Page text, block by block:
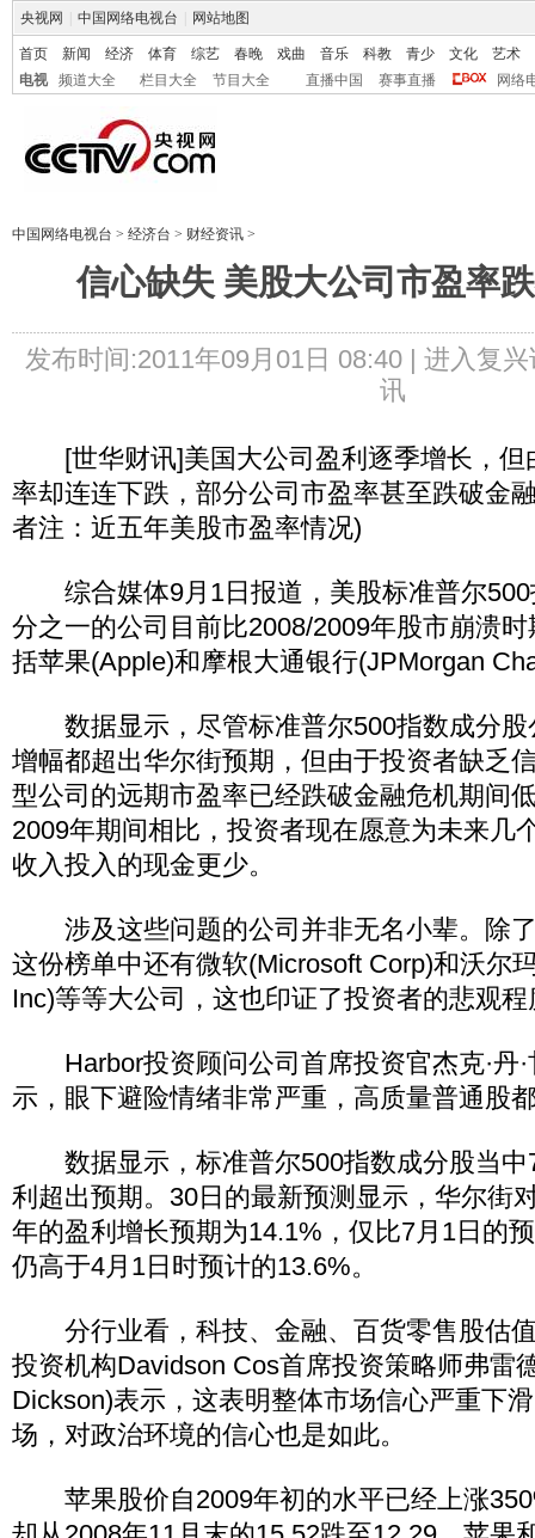
央视网 中国网络电视台 网站地图
首页 新闻 经济 体育 综艺 春晚 戏曲 音乐 科教 青少 文化
艺术
电视
频道大全 栏目大全 节目大全 直播中国 赛事直播 网络
中国网络电视台 > 经济台 > 财经资讯 >
信心缺失 美股大公司市盈率
发布时间:2011年09月01日 08:40 | 进入复兴
讯
[世华财讯]美国大公司盈利逐季增长，但
率却连连下跌，部分公司市盈率甚至跌破金
者注：近五年美股市盈率情况)
综合媒体9月1日报道，美股标准普尔500
分之一的公司目前比2008/2009年股市崩溃
括苹果(Apple)和摩根大通银行(JPMorgan
数据显示，尽管标准普尔500指数成分股
增幅都超出华尔街预期，但由于投资者缺乏
型公司的远期市盈率已经跌破金融危机期间
2009年期间相比，投资者现在愿意为未来几
收入投入的现金更少。
涉及这些问题的公司并非无名小辈。除
这份榜单中还有微软(Microsoft Corp)和沃尔
Inc)等等大公司，这也印证了投资者的悲观
Harbor投资顾问公司首席投资官杰克·丹·
示，眼下避险情绪非常严重，高质量普通股
数据显示，标准普尔500指数成分股当中
利超出预期。30日的最新预测显示，华尔街
年的盈利增长预期为14.1%，仅比7月1日的
仍高于4月1日时预计的13.6%。
分行业看，科技、金融、百货零售股估
投资机构Davidson Cos首席投资策略师弗雷
Dickson)表示，这表明整体市场信心严重下
场，对政治环境的信心也是如此。
苹果股价自2009年初的水平已经上涨